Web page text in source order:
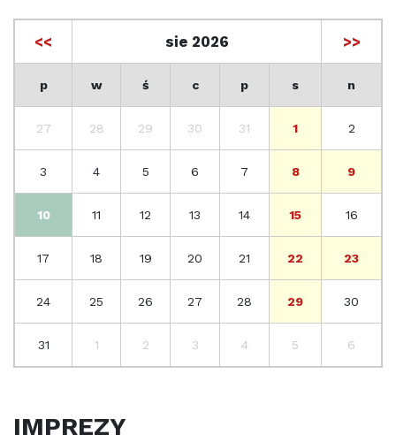
<< sie 2026 >>
p w ś c p s n
27 28 29 30 31 1 2
3 4 5 6 7 8 9
10 11 12 13 14 15 16
17 18 19 20 21 22 23
24 25 26 27 28 29 30
31 1 2 3 4 5 6
IMPREZY